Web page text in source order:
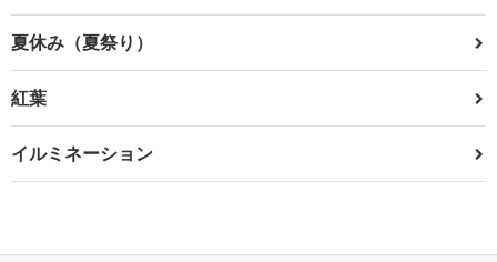
夏休み（夏祭り）
紅葉
イルミネーション